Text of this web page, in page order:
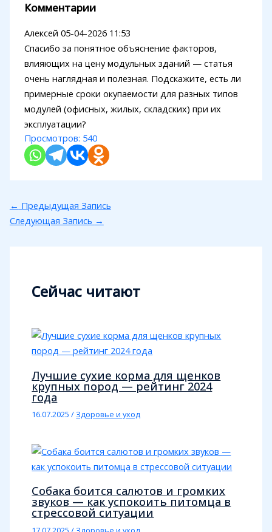
Комментарии
Алексей 05-04-2026 11:53
Спасибо за понятное объяснение факторов,
влияющих на цену модульных зданий — статья
очень наглядная и полезная. Подскажите, есть ли
примерные сроки окупаемости для разных типов
модулей (офисных, жилых, складских) при их
эксплуатации?
Просмотров: 540
← Предыдущая Запись
Следующая Запись →
Сейчас читают
Лучшие сухие корма для щенков
крупных пород — рейтинг 2024
года
16.07.2025/ Здоровье и уход
Собака боится салютов и громких
звуков — как успокоить питомца в
стрессовой ситуации